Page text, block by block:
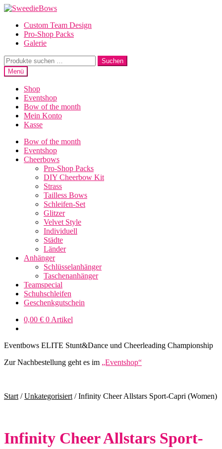
Zur
springen
Zum
springenCustom Team Design
Pro-Shop Packs
Galerie
Suche
nach:
Suchen
Menü
Shop
Eventshop
Bow of the month
Mein Konto
Kasse
Bow of the month
Eventshop
Cheerbows
Pro-Shop Packs
DIY Cheerbow Kit
Strass
Tailless Bows
Schleifen-Set
Glitzer
Velvet Style
Individuell
Städte
Länder
Anhänger
Schlüsselanhänger
Taschenanhänger
Teamspecial
Schuhschleifen
Geschenkgutschein
0,00 € 0 Artikel
Eventbows ELITE Stunt&Dance und Cheerleading Championship
Zur Nachbestellung geht es im „Eventshop“
Start /Unkategorisiert /Infinity Cheer Allstars Sport-Capri (Women)
Infinity Cheer Allstars Sport-